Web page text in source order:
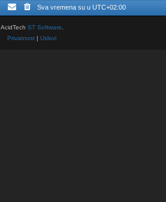
Sva vremena su u UTC+02:00
AcidTech ST Software
Privatnost | Uslovi